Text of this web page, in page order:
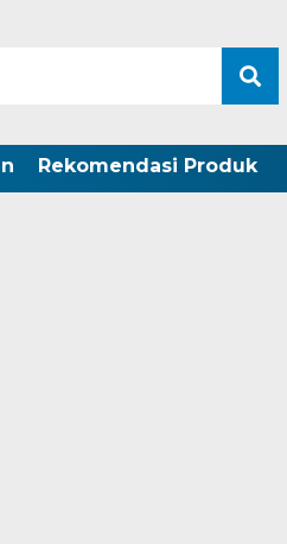
Rekomendasi Produk